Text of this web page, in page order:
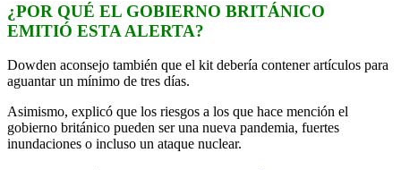
¿POR QUÉ EL GOBIERNO BRITÁNICO
EMITIÓ ESTA ALERTA?
Dowden aconsejo también que el kit debería contener artículos para
aguantar un mínimo de tres días.
Asimismo, explicó que los riesgos a los que hace mención el
gobierno británico pueden ser una nueva pandemia, fuertes
inundaciones o incluso un ataque nuclear.